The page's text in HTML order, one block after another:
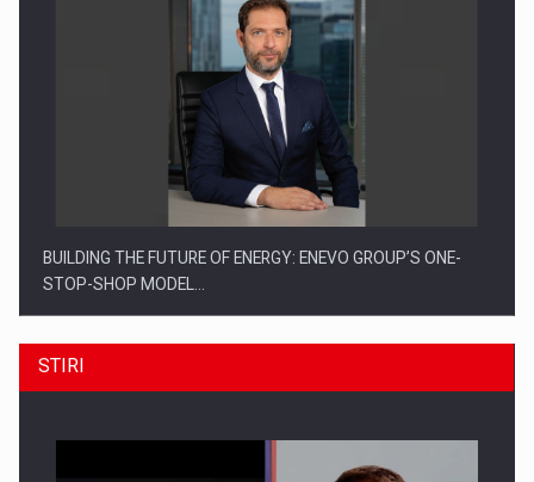
BUILDING THE FUTURE OF ENERGY: ENEVO GROUP’S ONE-
STOP-SHOP MODEL…
STIRI